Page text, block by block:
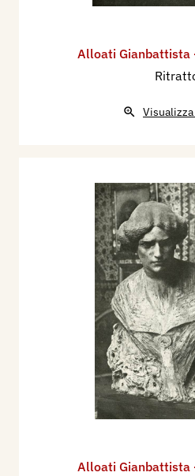
Alloati Gianbattista
Alloati Gianbattista